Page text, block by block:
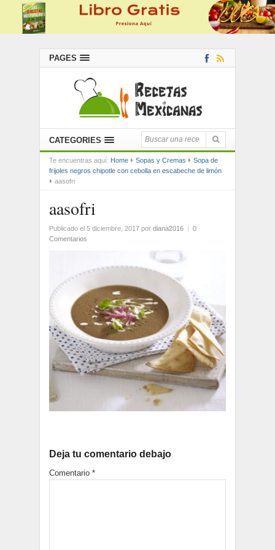
PAGES
CATEGORIES
Te encuentras aquí: Home Sopas y Cremas
Sopa de
frijoles negros chipotle con cebolla en escabeche de limón
aasofri
aasofri
Publicado el 5 diciembre, 2017 por diana2016 | 0
Comentarios
Deja tu comentario debajo
Comentario *